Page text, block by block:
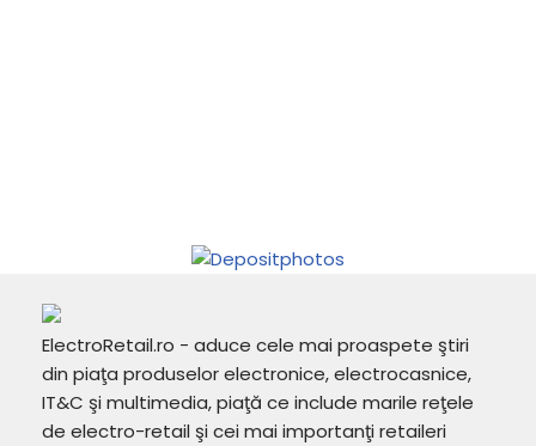
ElectroRetail.ro - aduce cele mai proaspete ştiri
din piaţa produselor electronice, electrocasnice,
IT&C şi multimedia, piaţă ce include marile reţele
de electro-retail şi cei mai importanţi retaileri